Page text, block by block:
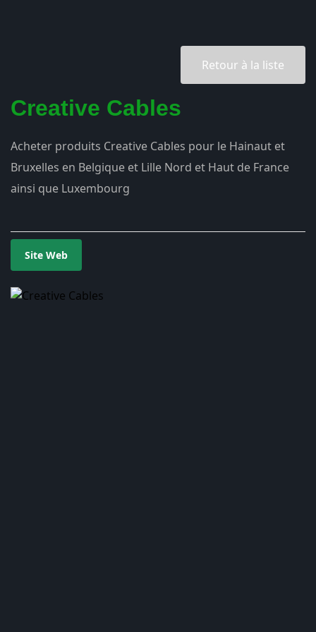
Retour à la liste
Creative Cables
Acheter produits Creative Cables pour le Hainaut et
Bruxelles en Belgique et Lille Nord et Haut de France
ainsi que Luxembourg
Site Web